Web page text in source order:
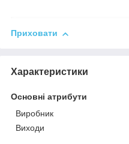
Приховати
Характеристики
Основні атрибути
Виробник
Виходи